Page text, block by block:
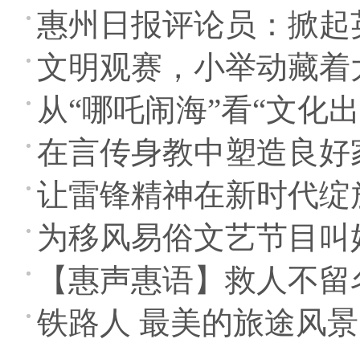
惠州日报评论员：掀起
文明观赛，小举动藏着
从“哪吒闹海”看“文化
在言传身教中塑造良好
让雷锋精神在新时代
为移风易俗文艺节目叫
【惠声惠语】救人不
铁路人 最美的旅途风景